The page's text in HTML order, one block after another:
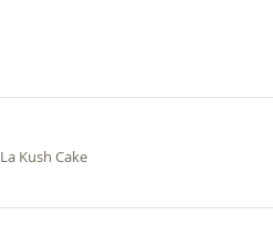
La Kush Cake